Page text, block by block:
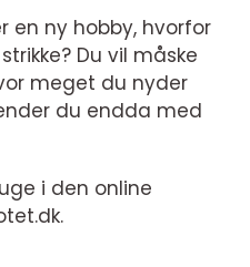
en ny hobby, hvorfor
Du vil måske
meget du nyder
du endda med
i den online